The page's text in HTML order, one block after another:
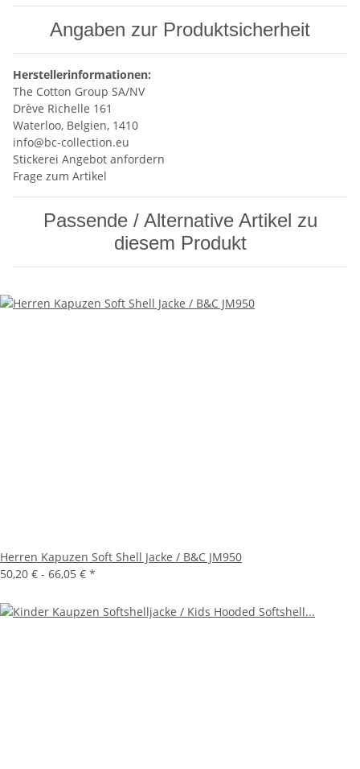
Angaben zur Produktsicherheit
Herstellerinformationen:
The Cotton Group SA/NV
Drève Richelle 161
Waterloo, Belgien, 1410
info@bc-collection.eu
Stickerei Angebot anfordern
Frage zum Artikel
Passende / Alternative Artikel zu
diesem Produkt
Herren Kapuzen Soft Shell Jacke / B&C JM950
50,20 € - 66,05 € *